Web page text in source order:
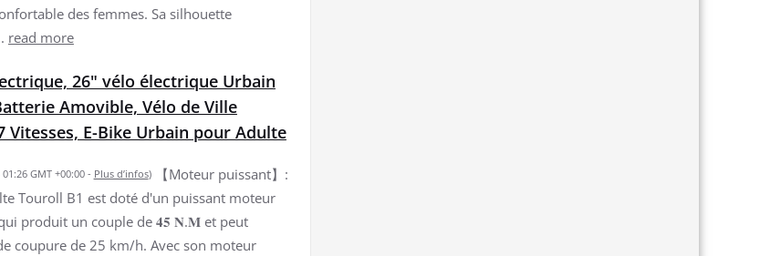
des femmes. Sa silhouette
read more
26" vélo électrique Urbain
Amovible, Vélo de Ville
Vitesses, E-Bike Urbain pour Adulte
GMT +00:00 - Plus d’infos)
【Moteur puissant】:
Touroll B1 est doté d'un puissant moteur
produit un couple de 𝟒𝟓 𝐍.𝐌 et peut
coupure de 25 km/h. Avec son moteur